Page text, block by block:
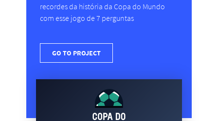
recordes da história da Copa do Mundo
com esse jogo de 7 perguntas
GO TO PROJECT